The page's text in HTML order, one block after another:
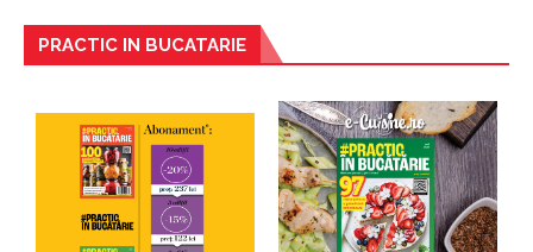
PRACTIC IN BUCATARIE